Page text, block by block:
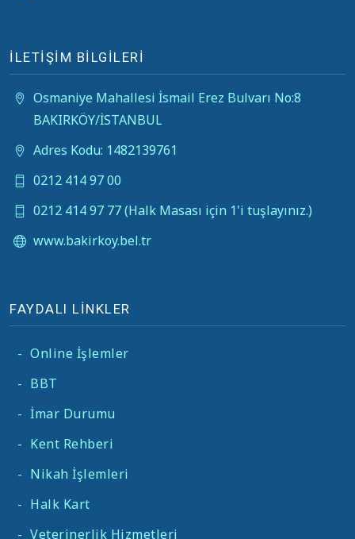
İLETİŞİM BİLGİLERİ
Osmaniye Mahallesi İsmail Erez Bulvarı No:8
BAKIRKÖY/İSTANBUL
Adres Kodu: 1482139761
0212 414 97 00
0212 414 97 77 (Halk Masası için 1'i tuşlayınız.)
www.bakirkoy.bel.tr
FAYDALI LİNKLER
- Online İşlemler
- BBT
- İmar Durumu
- Kent Rehberi
- Nikah İşlemleri
- Halk Kart
- Veterinerlik Hizmetleri